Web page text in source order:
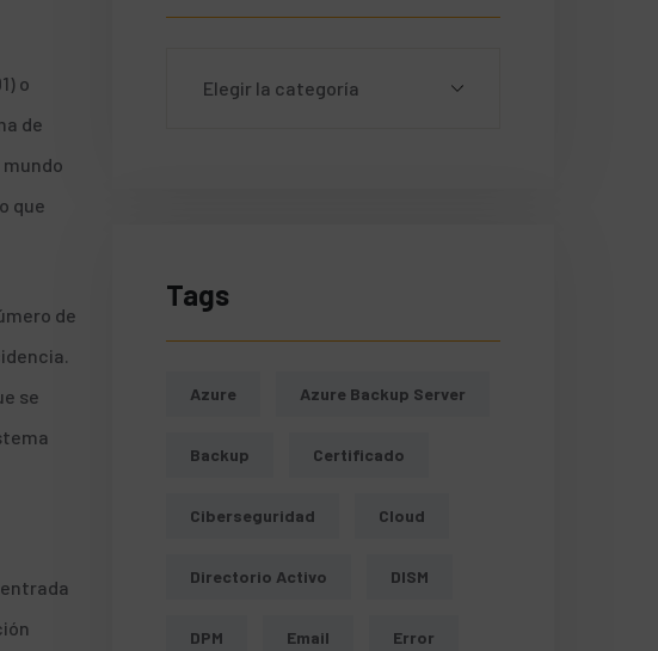
o
de
que
de
se
Tags
Azure Azure Backup Server
Backup Certificado
Ciberseguridad Cloud
Directorio Activo DISM
DPM Email Error